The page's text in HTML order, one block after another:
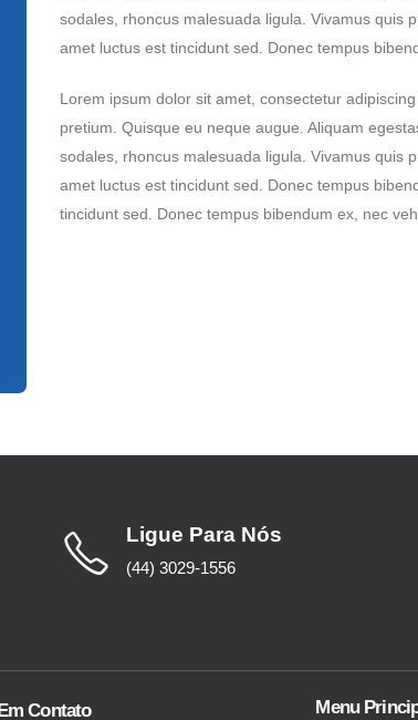
sodales, rhoncus malesuada ligula. Vivamus quis
amet luctus est tincidunt sed. Donec tempus
Lorem ipsum dolor sit amet, consectetur
pretium. Quisque eu neque augue. Aliquam
sodales, rhoncus malesuada ligula. Vivamus quis
amet luctus est tincidunt sed. Donec tempus
tincidunt sed. Donec tempus bibendum ex, nec
Ligue Para Nós
(44) 3029-1556
Contato Menu